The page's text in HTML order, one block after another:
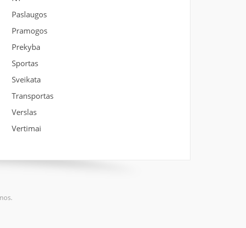
Paslaugos
Pramogos
Prekyba
Sportas
Sveikata
Transportas
Verslas
Vertimai